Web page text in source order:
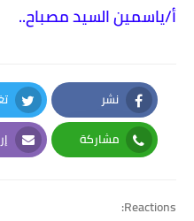
أ/ياسمين السيد مصباح..
نشر
Facebook
مشاركة
Whatsapp
Reactions: